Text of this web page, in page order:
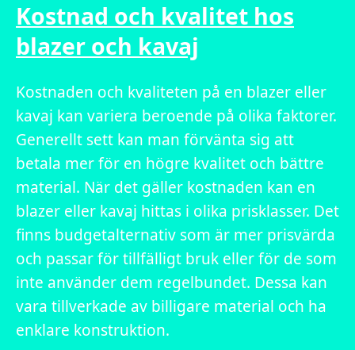
Kostnad och kvalitet hos
blazer och kavaj
Kostnaden och kvaliteten på en blazer eller
kavaj kan variera beroende på olika faktorer.
Generellt sett kan man förvänta sig att
betala mer för en högre kvalitet och bättre
material. När det gäller kostnaden kan en
blazer eller kavaj hittas i olika prisklasser. Det
finns budgetalternativ som är mer prisvärda
och passar för tillfälligt bruk eller för de som
inte använder dem regelbundet. Dessa kan
vara tillverkade av billigare material och ha
enklare konstruktion.